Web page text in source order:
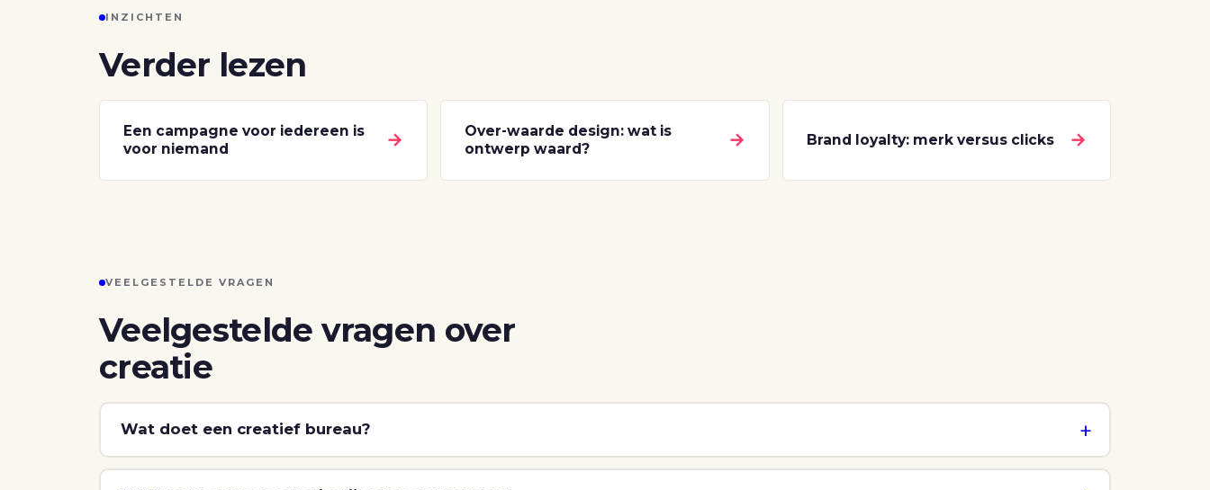
INZICHTEN
Verder lezen
Een campagne voor iedereen is
voor niemand
→
Over-waarde design: wat is
ontwerp waard?
→ Brand loyalty: merk versus clicks →
VEELGESTELDE VRAGEN
Veelgestelde vragen over
creatie
Wat doet een creatief bureau?